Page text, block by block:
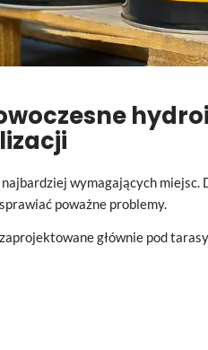
wymagających
poważne problemy.
głównie pod